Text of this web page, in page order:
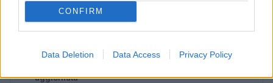
CONFIRM
Data Deletion Data Access Privacy Policy
aggiornata